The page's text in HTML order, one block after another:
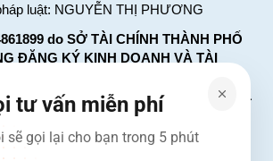
luật: NGUYỄN THỊ PHƯƠNG
do SỞ TÀI CHÍNH THÀNH PHỐ
ĐĂNG KÝ KINH DOANH VÀ TÀI
Đăng ký thay đổi lần thứ: 4, ngày 31
Đống Đa, Hà Nội
tư vấn miễn phí
sẽ gọi lại cho bạn trong 5 phút